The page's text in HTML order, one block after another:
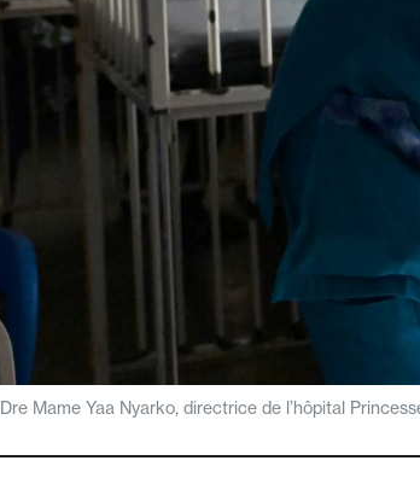
Dre Mame Yaa Nyarko, directrice de l’hôpital